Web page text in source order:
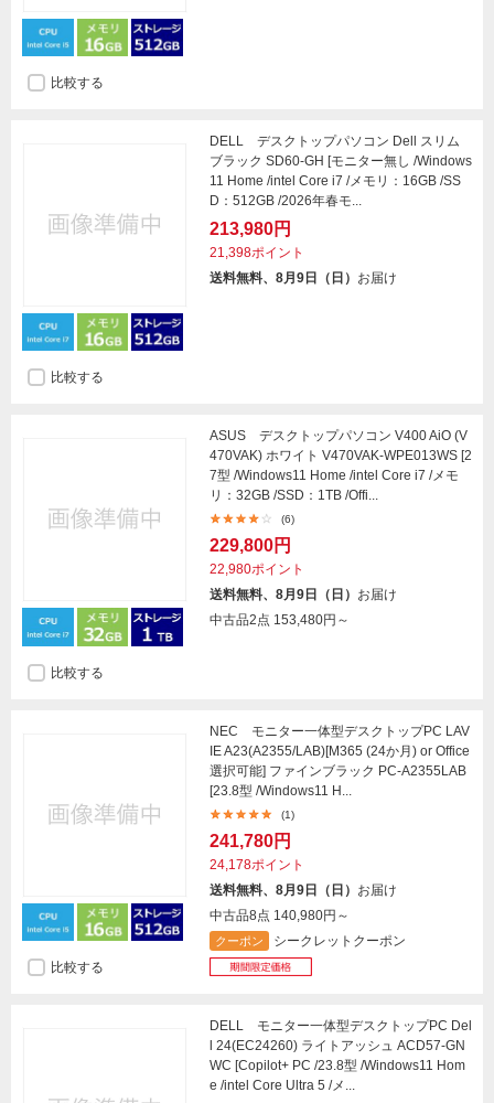
比較する
DELL デスクトップパソコン Dell スリム
ブラック SD60-GH [モニター無し /Windows
11 Home /intel Core i7 /メモリ：16GB /SS
D：512GB /2026年春モ...
213,980円
21,398ポイント
送料無料、8月9日（日） お届け
比較する
ASUS デスクトップパソコン V400 AiO (V
470VAK) ホワイト V470VAK-WPE013WS [2
7型 /Windows11 Home /intel Core i7 /メモ
リ：32GB /SSD：1TB /Offi...
(6)
229,800円
22,980ポイント
送料無料、8月9日（日） お届け
中古品2点 153,480円～
比較する
NEC モニター一体型デスクトップPC LAV
IE A23(A2355/LAB)[M365 (24か月) or Office
選択可能] ファインブラック PC-A2355LAB
[23.8型 /Windows11 H...
(1)
241,780円
24,178ポイント
送料無料、8月9日（日） お届け
中古品8点 140,980円～
クーポン
シークレットクーポン
比較する
DELL モニター一体型デスクトップPC Del
l 24(EC24260) ライトアッシュ ACD57-GN
WC [Copilot+ PC /23.8型 /Windows11 Hom
e /intel Core Ultra 5 /メ...